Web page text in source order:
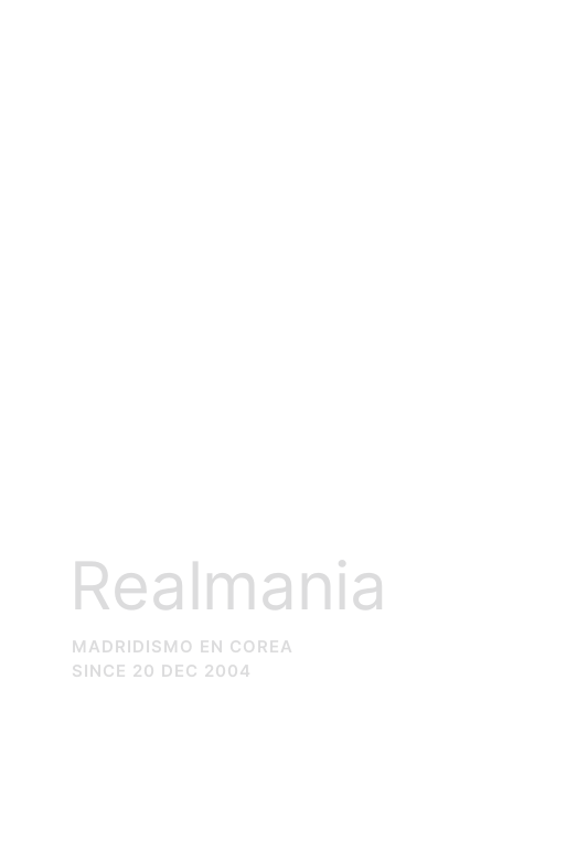
Realmania
MADRIDISMO EN COREA
SINCE 20 DEC 2004